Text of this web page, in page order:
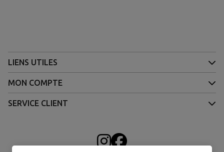
LIENS UTILES
MON COMPTE
SERVICE CLIENT